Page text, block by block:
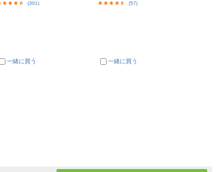
(301)
一緒に買う
(57)
一緒に買う